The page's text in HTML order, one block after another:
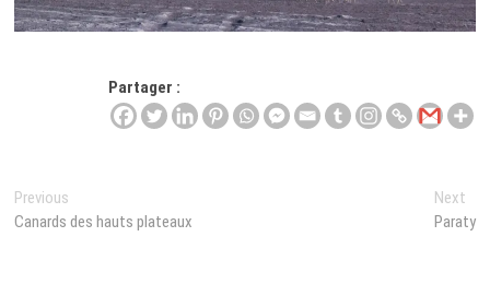
Partager :
Navigation
de
Previous
post:
Canards des hauts plateaux
Next
Paraty